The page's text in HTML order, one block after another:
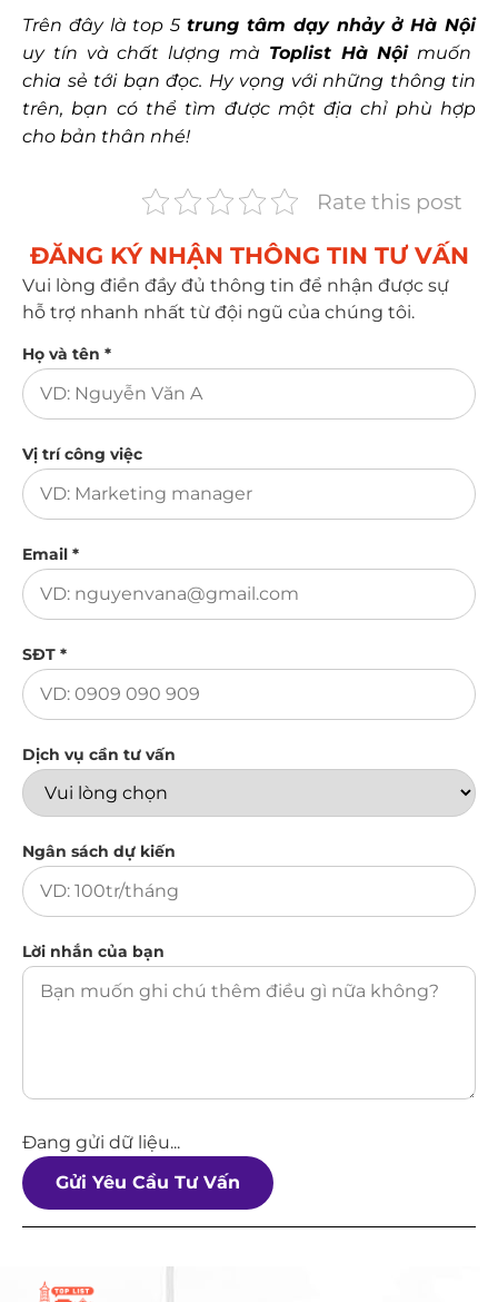
Trên đây là top 5trung tâm dạy nhảy ở Hà Nội
uy tín và chất lượng mà Toplist Hà Nội muốn
chia sẻ tới bạn đọc. Hy vọng với những thông tin
trên, bạn có thể tìm được một địa chỉ phù hợp
cho bản thân nhé!
Rate this post
ĐĂNG KÝ NHẬN THÔNG TIN TƯ VẤN​
Vui lòng điền đầy đủ thông tin để nhận được sự
hỗ trợ nhanh nhất từ đội ngũ của chúng tôi.
Họ và tên *
Vị trí công việc
Email *
SĐT *
Dịch vụ cần tư vấn
Ngân sách dự kiến
Lời nhắn của bạn
Đang gửi dữ liệu...
Gửi Yêu Cầu Tư Vấn